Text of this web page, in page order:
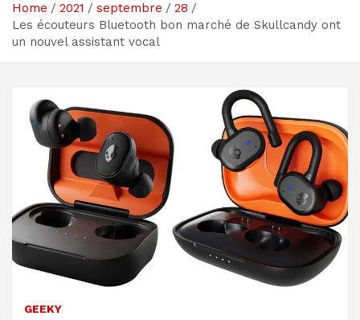
Home 2021 septembre
28
Les écouteurs Bluetooth bon marché de Skullcandy ont
un nouvel assistant vocal
GEEKY